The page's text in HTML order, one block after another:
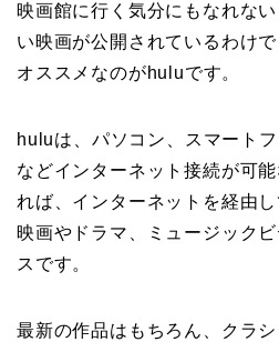
映画館に行く気分にもなれな
い映画が公開されているわけ
オススメなのがhuluです。
huluは、パソコン、スマート
などインターネット接続が可
れば、インターネットを経由
映画やドラマ、ミュージック
スです。
最新の作品はもちろん、クラ